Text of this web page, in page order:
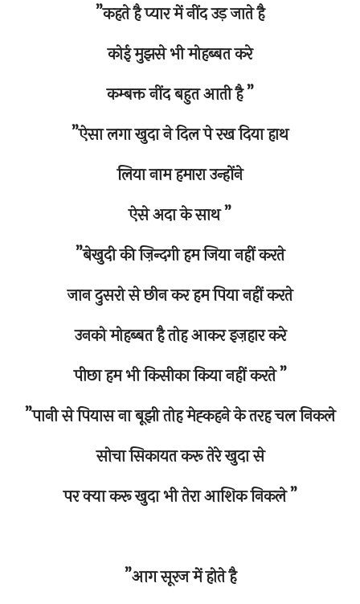
”कहते है प्यार में नींद उड़ जाते है
कोई मुझसे भी मोहब्बत करे
कम्बक्त नींद बहुत आती है ”
”ऐसा लगा खुदा ने दिल पे रख दिया हाथ
लिया नाम हमारा उन्होंने
ऐसे अदा के साथ ”
”बेखुदी की ज़िन्दगी हम जिया नहीं करते
जान दुसरो से छीन कर हम पिया नहीं करते
उनको मोहब्बत है तोह आकर इज़हार करे
पीछा हम भी किसीका किया नहीं करते ”
”पानी से पियास ना बूझी तोह मेह्कहने के तरह चल निकले
सोचा सिकायत करू तेरे खुदा से
पर क्या करू खुदा भी तेरा आशिक निकले ”
”आग सूरज में होते है